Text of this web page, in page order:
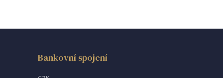
Bankovní spojení